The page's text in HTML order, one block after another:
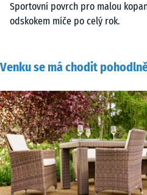
Sportovní povrch pro malou
odskokem míče po celý rok.
Venku se má chodit